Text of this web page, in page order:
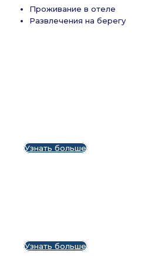
Проживание в отеле
Развлечения на берегу
Узнать больше
Узнать больше